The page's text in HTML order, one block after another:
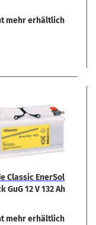
mehr erhältlich
Clas­sic En­er­Sol
GuG 12 V 132 Ah
mehr erhältlich